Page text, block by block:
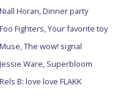
Niall Horan, Dinner party
Foo Fighters, Your favorite toy
Muse, The wow! signal
Jessie Ware, Superbloom
Rels B: love love FLAKK